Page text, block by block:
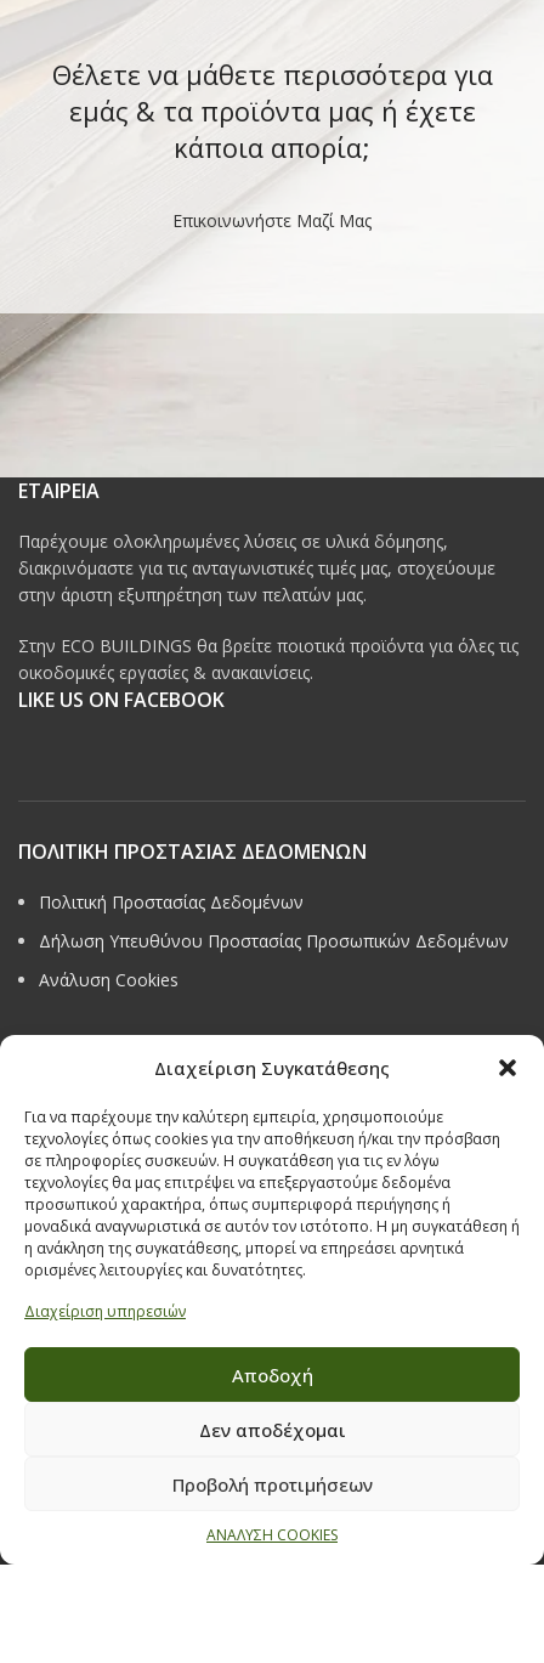
Διαχείριση Συγκατάθεσης
Για να παρέχουμε την καλύτερη εμπειρία, χρησιμοποιούμε
τεχνολογίες όπως cookies για την αποθήκευση ή/και την πρόσβαση
σε πληροφορίες συσκευών. Η συγκατάθεση για τις εν λόγω
τεχνολογίες θα μας επιτρέψει να επεξεργαστούμε δεδομένα
προσωπικού χαρακτήρα, όπως συμπεριφορά περιήγησης ή
μοναδικά αναγνωριστικά σε αυτόν τον ιστότοπο. Η μη συγκατάθεση ή
η ανάκληση της συγκατάθεσης, μπορεί να επηρεάσει αρνητικά
ορισμένες λειτουργίες και δυνατότητες.
Διαχείριση υπηρεσιών
Αποδοχή
Δεν αποδέχομαι
Προβολή προτιμήσεων
ΑΝΑΛΥΣΗ COOKIES
Θέλετε να μάθετε περισσότερα για
εμάς & τα προϊόντα μας ή έχετε
κάποια απορία;
Επικοινωνήστε Μαζί Μας
ΕΤΑΙΡΕΙΑ
Παρέχουμε ολοκληρωμένες λύσεις σε υλικά δόμησης,
διακρινόμαστε για τις ανταγωνιστικές τιμές μας, στοχεύουμε
στην άριστη εξυπηρέτηση των πελατών μας.
Στην ECO BUILDINGS θα βρείτε ποιοτικά προϊόντα για όλες τις
οικοδομικές εργασίες & ανακαινίσεις.
LIKE US ON FACEBOOK
ΠΟΛΙΤΙΚΗ ΠΡΟΣΤΑΣΙΑΣ ΔΕΔΟΜΕΝΩΝ
Πολιτική Προστασίας Δεδομένων
Δήλωση Υπευθύνου Προστασίας Προσωπικών Δεδομένων
Ανάλυση Cookies
Όροι & προϋποθέσεις διαγωνισμού
ΣΤΟΙΧΕΙΑ ΕΠΙΚΟΙΝΩΝΙΑΣ
Παπαναστασίου 209,
Θεσσαλονίκη, ΤΚ 542 50
Τηλ:231 030 9709,231 035 1630
Email:eshop@ecobuildings.gr
ΟΡΟΙ ΧΡΗΣΗΣ
ΠΟΛΙΤΙΚΗ ΑΠΟΡΡΗΤΟΥ
ΒΡΕΙΤΕ ΜΑΣ ΣΤΟ ΧΑΡΤΗ